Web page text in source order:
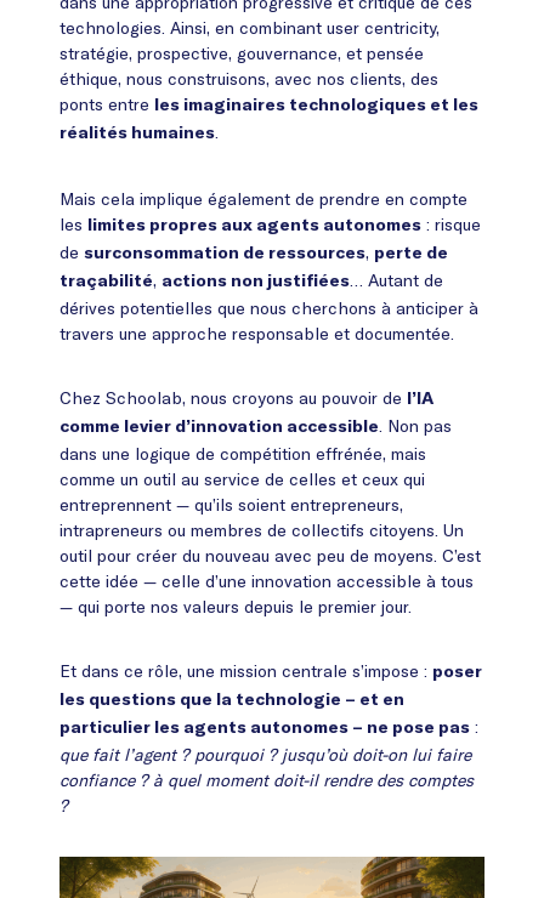
technologies. Ainsi, en combinant user centricity,
stratégie, prospective, gouvernance, et pensée
éthique, nous construisons, avec nos clients, des
ponts entre
les imaginaires technologiques et les
réalités humaines
Mais cela implique également de prendre en compte
les
limites propres aux agents autonomes : risque
desurconsommation de ressources, perte de
traçabilité, actions non justifiées
… Autant de
dérives potentielles que nous cherchons à anticiper à
travers une approche responsable et documentée.
Chez Schoolab, nous croyons au pouvoir de
l’IA
comme levier d’innovation accessible
. Non pas
dans une logique de compétition effrénée, mais
comme un outil au service de celles et ceux qui
entreprennent — qu’ils soient entrepreneurs,
intrapreneurs ou membres de collectifs citoyens. Un
outil pour créer du nouveau avec peu de moyens. C’est
cette idée — celle d’une innovation accessible à tous
— qui porte nos valeurs depuis le premier jour.
Et dans ce rôle, une mission centrale s’impose : poser
les questions que la technologie – et en
particulier les agents autonomes – ne pose pas :
que fait l’agent ? pourquoi ? jusqu’où doit-on lui faire
confiance ? à quel moment doit-il rendre des comptes
?